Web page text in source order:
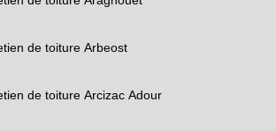
de toiture Arbeost
de toiture Arcizac Adour